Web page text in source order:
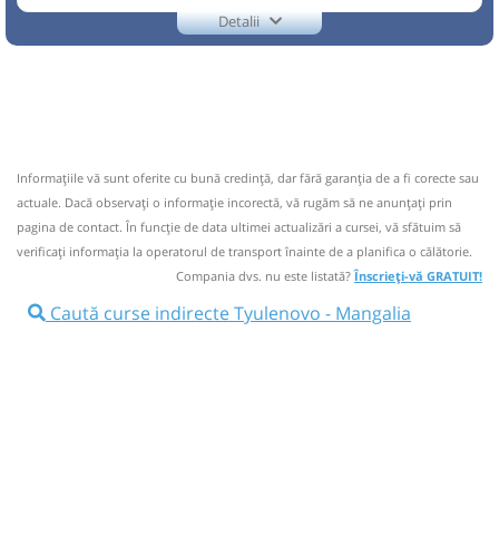
Detalii
Mercado Sud
28 DECEMBRIE-04 IANUARIE! Pentru a calatori este
necesara rezervarea in prealabil la tel.0722.265.779 sau
0734.444.133 sau 0040724242405 whatsapp Biletele se
cumpara de la Casa 6(Autogara Sud,in sa
Semnalați aici (2 comentarii)
NOU!Pune poze din călătoria ta
Informaţiile vă sunt oferite cu bună credinţă, dar fără garanţia de a fi corecte sau
actuale. Dacă observați o informaţie incorectă, vă rugăm să ne anunțați prin
pagina de contact. În funcție de data ultimei actualizări a cursei, vă sfătuim să
verificaţi informaţia la operatorul de transport înainte de a planifica o călătorie.
Compania dvs. nu este listată?Înscrieți-vă GRATUIT!
Caută curse indirecte Tyulenovo - Mangalia